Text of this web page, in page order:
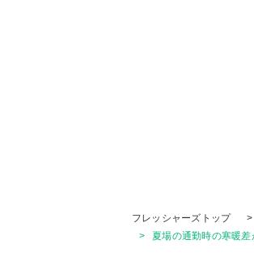
フレッシャーズトップ >
>
夏場の通勤時の寒暖